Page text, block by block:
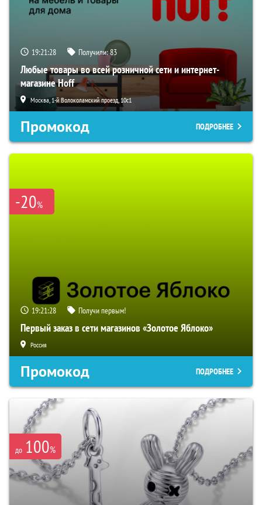
19:21:27 Получили:83
Любые товары во всей розничной сети и интернет-
магазине Hoff
Москва, 1-й Волоколамский проезд, 10с1
Промокод ПОДРОБНЕЕ
-20%
19:21:27 Получи первым!
Первый заказ в сети магазинов «Золотое Яблоко»
Россия
Промокод ПОДРОБНЕЕ
до 100%